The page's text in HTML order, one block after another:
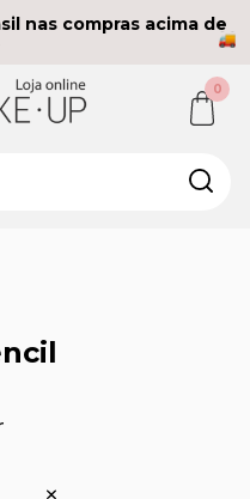
nas compras acima de
0